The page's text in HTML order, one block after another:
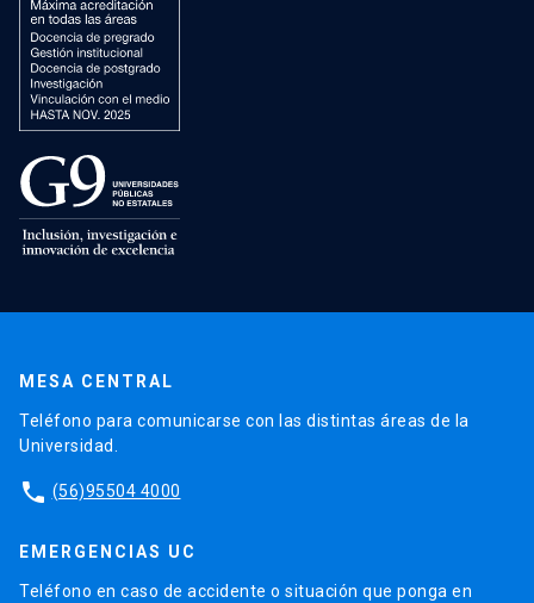
MESA CENTRAL
Teléfono para comunicarse con las distintas áreas de la
Universidad.
phone (56)95504 4000
EMERGENCIAS UC
Teléfono en caso de accidente o situación que ponga en